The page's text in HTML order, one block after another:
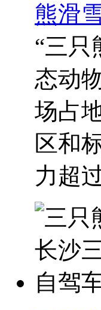
熊滑
“三只
态动
场占
区和
力超